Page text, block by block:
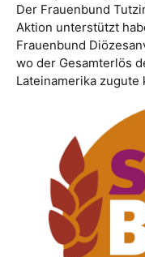
Der Frauenbund
Aktion unterstützt
Frauenbund
wo der Gesamterlös
Lateinamerika zugute